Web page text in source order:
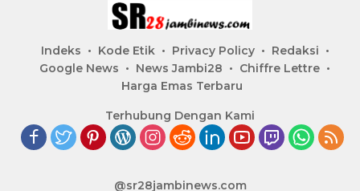
Indeks Kode Etik Privacy Policy
Redaksi
Google News
News Jambi28
Chiffre Lettre
Harga Emas Terbaru
Terhubung Dengan Kami
@sr28jambinews.com